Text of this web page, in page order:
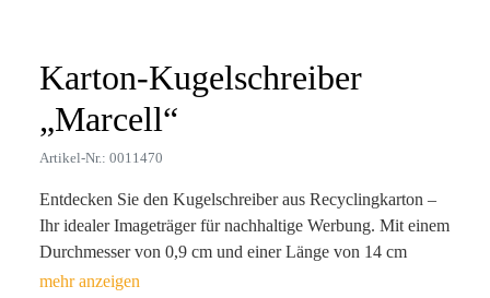
Karton-Kugelschreiber
„Marcell“
Artikel-Nr.: 0011470
Entdecken Sie den Kugelschreiber aus Recyclingkarton –
Ihr idealer Imageträger für nachhaltige Werbung. Mit einem
Durchmesser von 0,9 cm und einer Länge von 14 cm
verkörpert dieser stylische Werbeartikel nicht nur